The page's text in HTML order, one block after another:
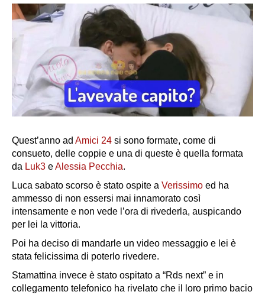
Quest’anno ad Amici 24 si sono formate, come di
consueto, delle coppie e una di queste è quella formata
da Luk3 eAlessia Pecchia.
Luca sabato scorso è stato ospite a Verissimo ed ha
ammesso di non essersi mai innamorato così
intensamente e non vede l’ora di rivederla, auspicando
per lei la vittoria.
Poi ha deciso di mandarle un video messaggio e lei è
stata felicissima di poterlo rivedere.
Stamattina invece è stato ospitato a “Rds next” e in
collegamento telefonico ha rivelato che il loro primo bacio